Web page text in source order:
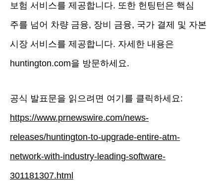
보험 서비스를 제공합니다. 또한 헌팅턴은 핵심
주를 넘어 차량 금융, 장비 금융, 국가 결제 및 자본
시장 서비스를 제공합니다. 자세한 내용은
huntington.com을 방문하세요.
공식 발표문을 읽으려면 여기를 클릭하세요:
https://www.prnewswire.com/news-
releases/huntington-to-upgrade-entire-atm-
network-with-industry-leading-software-
301181307.html